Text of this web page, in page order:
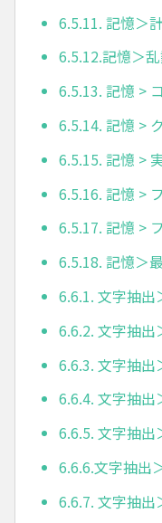
6.5.11. 記憶＞
6.5.12.記憶＞
6.5.13. 記憶 >
6.5.14. 記憶 >
6.5.15. 記憶 >
6.5.16. 記憶 >
6.5.17. 記憶 >
6.5.18. 記憶＞
6.6.1. 文字抽出
6.6.2. 文字抽出
6.6.3. 文字抽
6.6.4. 文字抽出
6.6.5. 文字抽出
6.6.6.文字抽出
6.6.7. 文字抽出